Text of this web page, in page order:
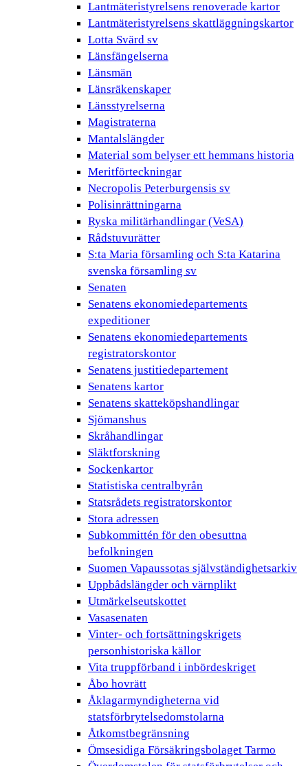
Lantmäteristyrelsens renoverade kartor
Lantmäteristyrelsens skattläggningskartor
Lotta Svärd sv
Länsfängelserna
Länsmän
Länsräkenskaper
Länsstyrelserna
Magistraterna
Mantalslängder
Material som belyser ett hemmans historia
Meritförteckningar
Necropolis Peterburgensis sv
Polisinrättningarna
Ryska militärhandlingar (VeSA)
Rådstuvurätter
S:ta Maria församling och S:ta Katarina
svenska församling sv
Senaten
Senatens ekonomiedepartements
expeditioner
Senatens ekonomiedepartements
registratorskontor
Senatens justitiedepartement
Senatens kartor
Senatens skatteköpshandlingar
Sjömanshus
Skråhandlingar
Släktforskning
Sockenkartor
Statistiska centralbyrån
Statsrådets registratorskontor
Stora adressen
Subkommittén för den obesuttna
befolkningen
Suomen Vapaussotas självständighetsarkiv
Uppbådslängder och värnplikt
Utmärkelseutskottet
Vasasenaten
Vinter- och fortsättningskrigets
personhistoriska källor
Vita truppförband i inbördeskriget
Åbo hovrätt
Åklagarmyndigheterna vid
statsförbrytelsedomstolarna
Åtkomstbegränsning
Ömsesidiga Försäkringsbolaget Tarmo